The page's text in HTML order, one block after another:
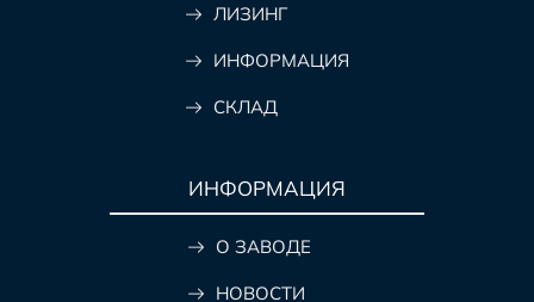
ЛИЗИНГ
ИНФОРМАЦИЯ
СКЛАД
ИНФОРМАЦИЯ
О ЗАВОДЕ
НОВОСТИ